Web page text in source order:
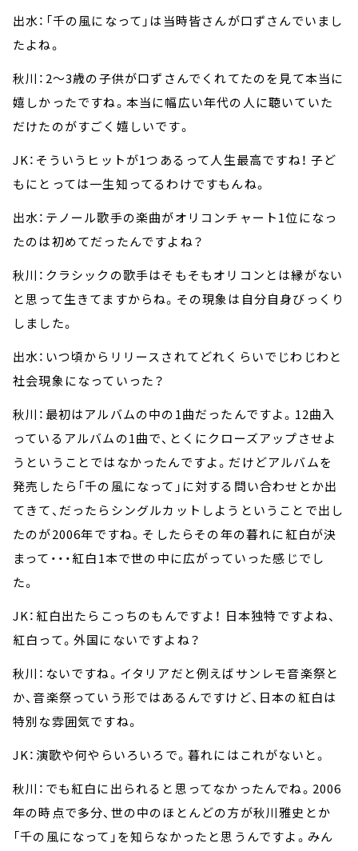
出水：「千の風になって」は当時皆さんが口ずさんでいまし
たよね。
秋川：2～3歳の子供が口ずさんでくれてたのを見て本当に
嬉しかったですね。本当に幅広い年代の人に聴いていた
だけたのがすごく嬉しいです。
JK：そういうヒットが1つあるって人生最高ですね！ 子ど
もにとっては一生知ってるわけですもんね。
出水：テノール歌手の楽曲がオリコンチャート1位になっ
たのは初めてだったんですよね？
秋川：クラシックの歌手はそもそもオリコンとは縁がない
と思って生きてますからね。その現象は自分自身びっくり
しました。
出水：いつ頃からリリースされてどれくらいでじわじわと
社会現象になっていった？
秋川：最初はアルバムの中の1曲だったんですよ。12曲入
っているアルバムの1曲で、とくにクローズアップさせよ
うということではなかったんですよ。だけどアルバムを
発売したら「千の風になって」に対する問い合わせとか出
てきて、だったらシングルカットしようということで出し
たのが2006年ですね。そしたらその年の暮れに紅白が決
まって・・・紅白1本で世の中に広がっていった感じでし
た。
JK：紅白出たらこっちのもんですよ！ 日本独特ですよね、
紅白って。外国にないですよね？
秋川：ないですね。イタリアだと例えばサンレモ音楽祭と
か、音楽祭っていう形ではあるんですけど、日本の紅白は
特別な雰囲気ですね。
JK：演歌や何やらいろいろで。暮れにはこれがないと。
秋川：でも紅白に出られると思ってなかったんでね。2006
年の時点で多分、世の中のほとんどの方が秋川雅史とか
「千の風になって」を知らなかったと思うんですよ。みん